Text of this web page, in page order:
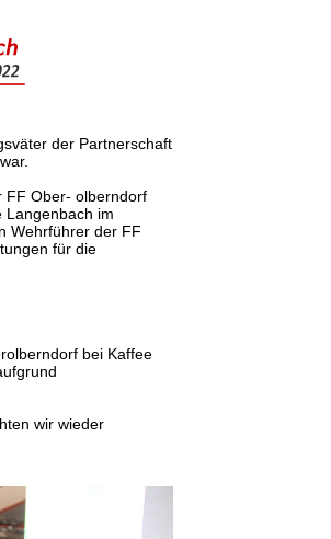
der Partnerschaft
FF Ober- olberndorf
Langenbach im
Wehrführer der FF
für die
bei Kaffee
wir wieder